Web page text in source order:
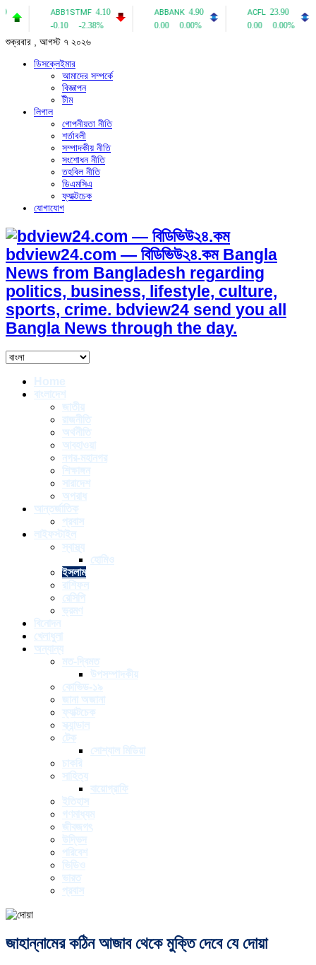
শুক্রবার , আগস্ট ৭ ২০২৬
ডিসক্লেইমার
আমাদের সম্পর্কে
বিজ্ঞাপন
টীম
লিগাল
গোপনীয়তা নীতি
শর্তাবলী
সম্পাদকীয় নীতি
সংশোধন নীতি
তহবিল নীতি
ডিএমসিএ
ফ্যাক্টচেক
যোগাযোগ
bdview24.com — বিডিভিউ২৪.কম Bangla
News from Bangladesh regarding
politics, business, lifestyle, culture,
sports, crime. bdview24 send you all
Bangla News through the day.
Home
বাংলাদেশ
জাতীয়
রাজনীতি
অর্থনীতি
আবহাওয়া
নগর-মহানগর
শিক্ষাঙ্গন
সারাদেশ
অপরাধ
আন্তর্জাতিক
প্রবাস
লাইফস্টাইল
স্বাস্থ্য
হোমিও
ইসলাম
রাশিফল
রেসিপি
ভ্রমণ
বিনোদন
খেলাধুলা
অন্যান্য
মত-দ্বিমত
উপসম্পাদকীয়
কোভিড-১৯
জানা অজানা
ফ্যাক্টচেক
স্ক্যান্ডাল
টেক
সোশ্যাল মিডিয়া
চাকরি
সাহিত্য
বায়োগ্রাফি
ইতিহাস
গণমাধ্যম
জীবজগৎ
উদ্ভিদ
পরিবেশ
ভিডিও
ভারত
প্রবাস
জাহান্নামের কঠিন আজাব থেকে মুক্তি দেবে যে দোয়া